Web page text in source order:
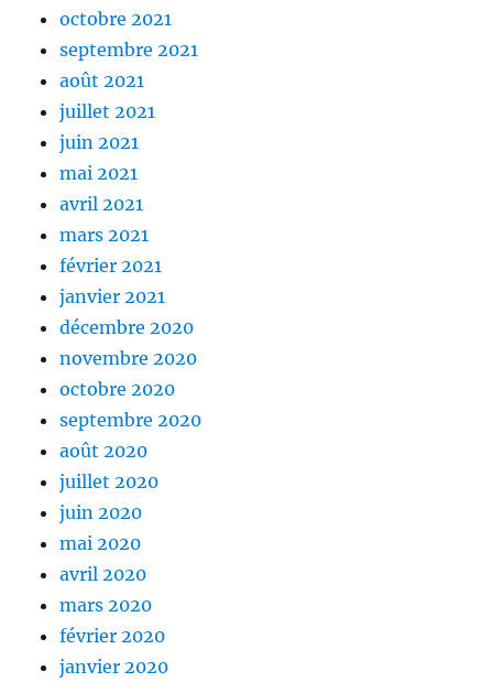
octobre 2021
septembre 2021
août 2021
juillet 2021
juin 2021
mai 2021
avril 2021
mars 2021
février 2021
janvier 2021
décembre 2020
novembre 2020
octobre 2020
septembre 2020
août 2020
juillet 2020
juin 2020
mai 2020
avril 2020
mars 2020
février 2020
janvier 2020